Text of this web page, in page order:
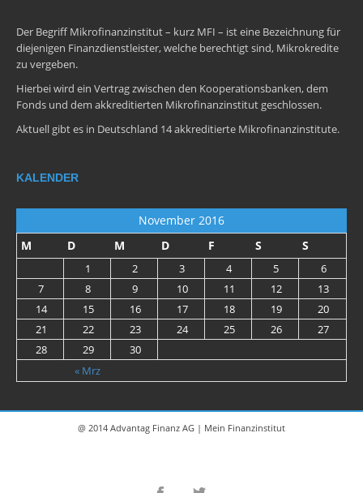
Der Begriff Mikrofinanzinstitut – kurz MFI – ist eine Bezeichnung für
diejenigen Finanzdienstleister, welche berechtigt sind, Mikrokredite
zu vergeben.
Hierbei wird ein Vertrag zwischen den Kooperationsbanken, dem
Fonds und dem akkreditierten Mikrofinanzinstitut geschlossen.
Aktuell gibt es in Deutschland 14 akkreditierte Mikrofinanzinstitute.
KALENDER
November 2016
M
D M D F S S
« Mrz
1 2 3 4 5
6
7
8 9 10 11 12
13
14
15 16 17 18 19
20
21
22 23 24 25 26
27
28
29 30
@ 2014 Advantag Finanz AG | Mein Finanzinstitut